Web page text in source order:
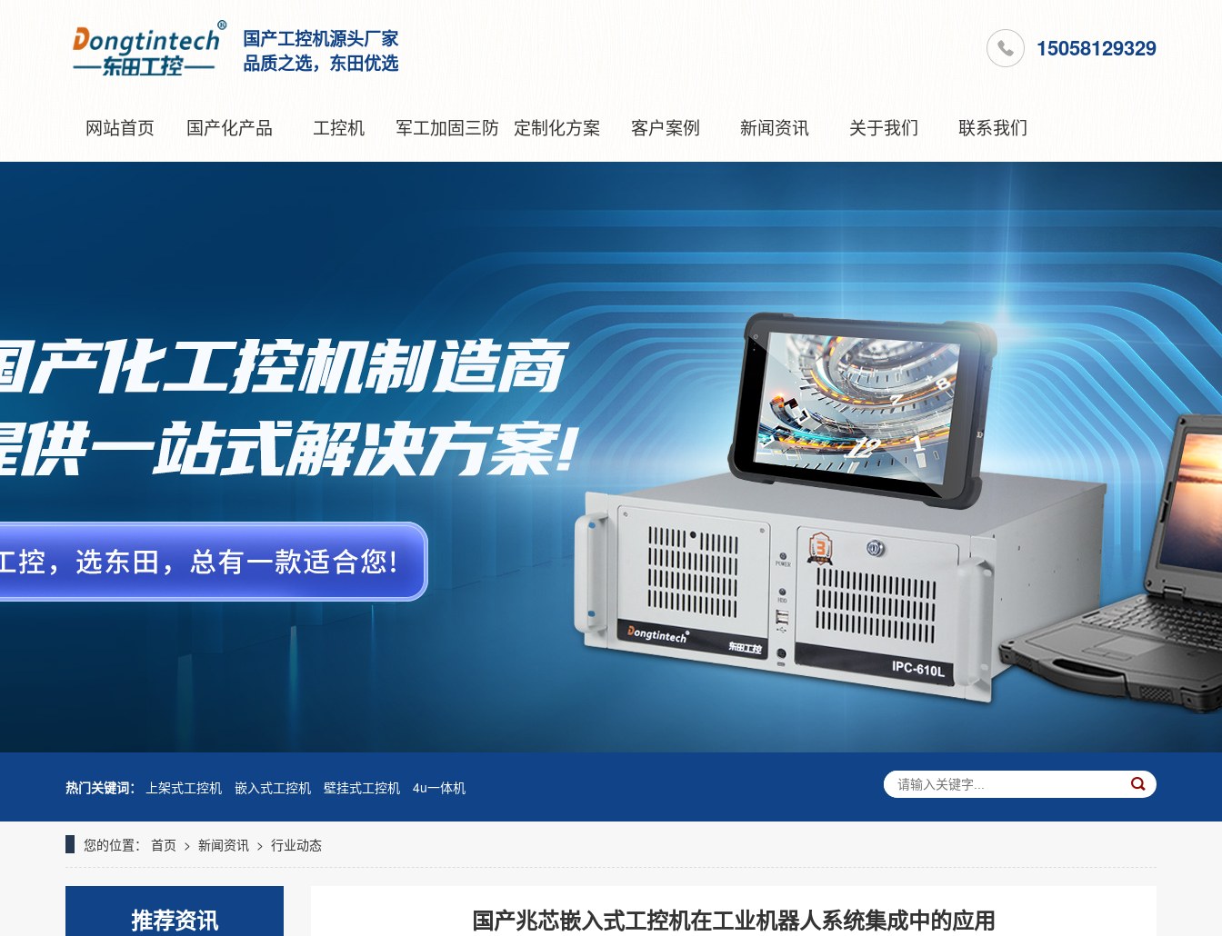
国产工控机源头厂家
品质之选，东田优选
15058129329
网站首页 国产化产品 工控机 军工加固三防 定制化方案 客户案例 新闻资讯 关于我们 联系我们
热门关键词： 上架式工控机 嵌入式工控机 壁挂式工控机 4u一体机
您的位置： 首页 > 新闻资讯 > 行业动态
推荐资讯 国产兆芯嵌入式工控机在工业机器人系统集成中的应用